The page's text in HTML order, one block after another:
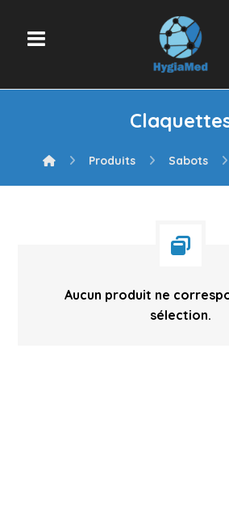
Produits Sabots
Aucun produit ne
sélection.